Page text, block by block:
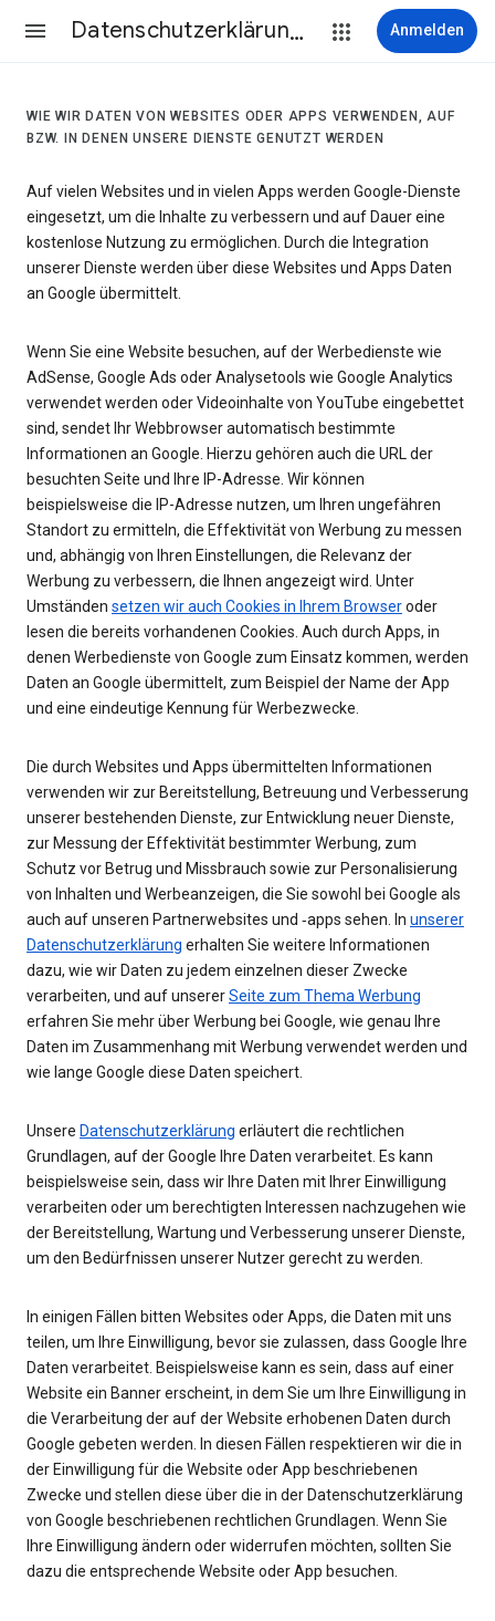
Datenschutzerklärung & Nutzungsbedingungen Anmelden
WIE WIR DATEN VON WEBSITES ODER APPS VERWENDEN, AUF
BZW. IN DENEN UNSERE DIENSTE GENUTZT WERDEN
Auf vielen Websites und in vielen Apps werden Google-Dienste
eingesetzt, um die Inhalte zu verbessern und auf Dauer eine
kostenlose Nutzung zu ermöglichen. Durch die Integration
unserer Dienste werden über diese Websites und Apps Daten
an Google übermittelt.
Wenn Sie eine Website besuchen, auf der Werbedienste wie
AdSense, Google Ads oder Analysetools wie Google Analytics
verwendet werden oder Videoinhalte von YouTube eingebettet
sind, sendet Ihr Webbrowser automatisch bestimmte
Informationen an Google. Hierzu gehören auch die URL der
besuchten Seite und Ihre IP-Adresse. Wir können
beispielsweise die IP-Adresse nutzen, um Ihren ungefähren
Standort zu ermitteln, die Effektivität von Werbung zu messen
und, abhängig von Ihren Einstellungen, die Relevanz der
Werbung zu verbessern, die Ihnen angezeigt wird. Unter
Umständen setzen wir auch Cookies in Ihrem Browseroder
lesen die bereits vorhandenen Cookies. Auch durch Apps, in
denen Werbedienste von Google zum Einsatz kommen, werden
Daten an Google übermittelt, zum Beispiel der Name der App
und eine eindeutige Kennung für Werbezwecke.
Die durch Websites und Apps übermittelten Informationen
verwenden wir zur Bereitstellung, Betreuung und Verbesserung
unserer bestehenden Dienste, zur Entwicklung neuer Dienste,
zur Messung der Effektivität bestimmter Werbung, zum
Schutz vor Betrug und Missbrauch sowie zur Personalisierung
von Inhalten und Werbeanzeigen, die Sie sowohl bei Google als
auch auf unseren Partnerwebsites und ‑apps sehen. In unserer
Datenschutzerklärung erhalten Sie weitere Informationen
dazu, wie wir Daten zu jedem einzelnen dieser Zwecke
verarbeiten, und auf unsererSeite zum Thema Werbung
erfahren Sie mehr über Werbung bei Google, wie genau Ihre
Daten im Zusammenhang mit Werbung verwendet werden und
wie lange Google diese Daten speichert.
Unsere Datenschutzerklärung erläutert die rechtlichen
Grundlagen, auf der Google Ihre Daten verarbeitet. Es kann
beispielsweise sein, dass wir Ihre Daten mit Ihrer Einwilligung
verarbeiten oder um berechtigten Interessen nachzugehen wie
der Bereitstellung, Wartung und Verbesserung unserer Dienste,
um den Bedürfnissen unserer Nutzer gerecht zu werden.
In einigen Fällen bitten Websites oder Apps, die Daten mit uns
teilen, um Ihre Einwilligung, bevor sie zulassen, dass Google Ihre
Daten verarbeitet. Beispielsweise kann es sein, dass auf einer
Website ein Banner erscheint, in dem Sie um Ihre Einwilligung in
die Verarbeitung der auf der Website erhobenen Daten durch
Google gebeten werden. In diesen Fällen respektieren wir die in
der Einwilligung für die Website oder App beschriebenen
Zwecke und stellen diese über die in der Datenschutzerklärung
von Google beschriebenen rechtlichen Grundlagen. Wenn Sie
Ihre Einwilligung ändern oder widerrufen möchten, sollten Sie
dazu die entsprechende Website oder App besuchen.